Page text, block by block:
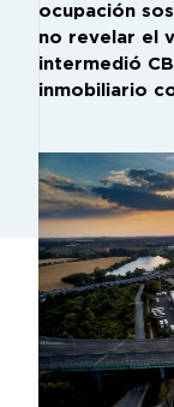
ocupación
no revelar el
intermedió
inmobiliario